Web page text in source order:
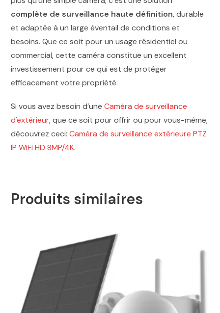
complète de surveillance haute définition, durable
et adaptée à un large éventail de conditions et
besoins. Que ce soit pour un usage résidentiel ou
commercial, cette caméra constitue un excellent
investissement pour ce qui est de protéger
efficacement votre propriété.
Si vous avez besoin d’uneCaméra de surveillance
d'extérieur, que ce soit pour offrir ou pour vous-même,
découvrez ceci:Caméra de surveillance extérieure PTZ
IP WiFi HD 8MP/4K.
Produits similaires